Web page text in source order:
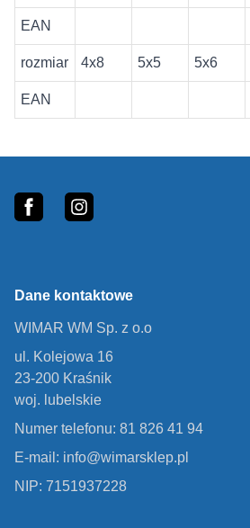
EAN
rozmiar 4x8 5x5 5x6
EAN
Dane kontaktowe
WIMAR WM Sp. z o.o
ul. Kolejowa 16
23-200 Kraśnik
woj. lubelskie
Numer telefonu: 81 826 41 94
E-mail: info@wimarsklep.pl
NIP: 7151937228